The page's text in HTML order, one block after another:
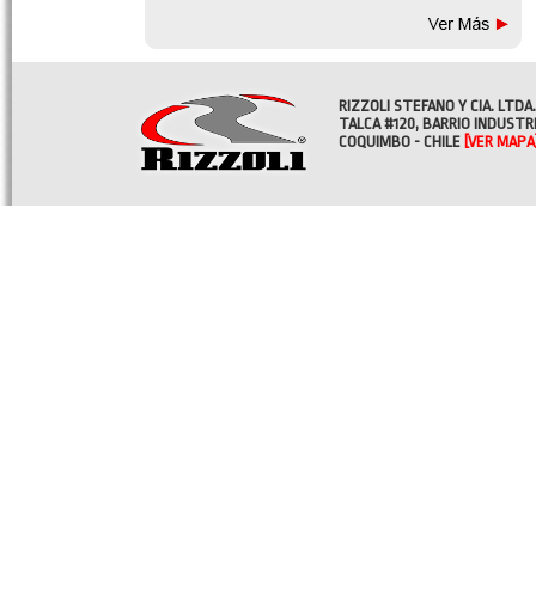
RIZZOLI STEFANO Y CIA. LTDA.
TALCA #120, BARRIO
COQUIMBO - CHILE [VER